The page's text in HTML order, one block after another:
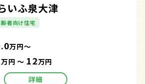
いふ泉大津
者向け住宅
万円～
万円 ～ 12万円
詳細